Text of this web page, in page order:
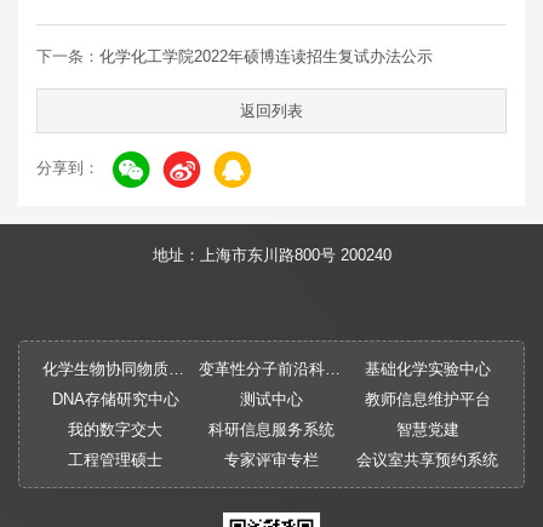
下一条： 化学化工学院2022年硕博连读招生复试办法公示
返回列表
分享到：
地址：上海市东川路800号 200240
化学生物协同物质创制全国重点实验室 变革性分子前沿科学中心
基础化学实验中心
DNA存储研究中心
测试中心
教师信息维护平台
我的数字交大
科研信息服务系统
智慧党建
工程管理硕士
专家评审专栏 会议室共享预约系统